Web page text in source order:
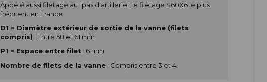
Appelé aussi filetage au "pas d'artillerie", le filetage S60X6 le plus
fréquent en France.
D1 = Diamètre extérieur de sortie de la vanne (filets
compris) : Entre 58 et 61 mm
P1 = Espace entre filet : 6 mm
Nombre de filets de la vanne : Compris entre 3 et 4.